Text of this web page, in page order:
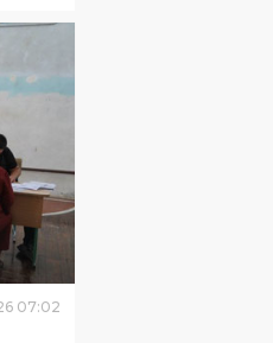
07:02